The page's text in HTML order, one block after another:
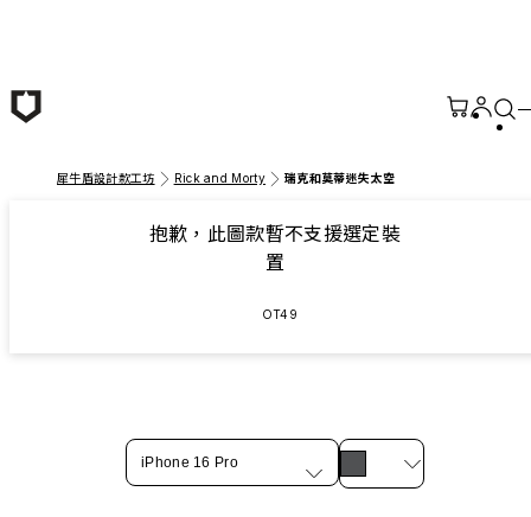
犀牛盾設計款工坊 Rick and Morty 瑞克和莫蒂迷失太空
抱歉，此圖款暫不支援選定裝
置
OT49
iPhone 16 Pro